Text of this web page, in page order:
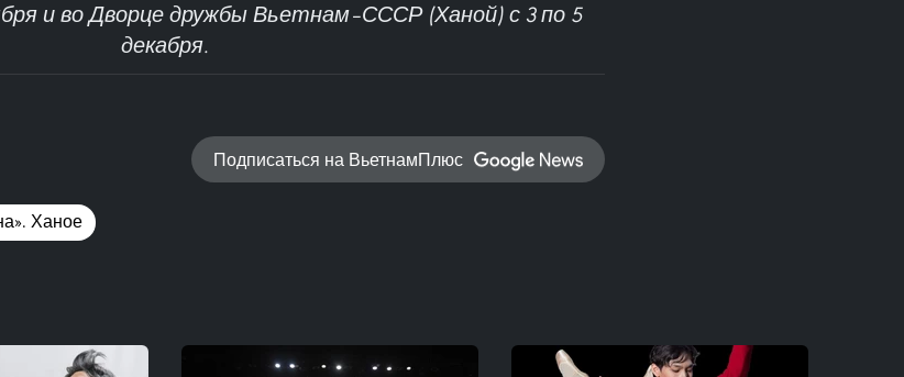
и во Дворце дружбы Вьетнам–СССР (Ханой) с 3 по 5
декабря.
Подписаться на ВьетнамПлюс
Ханое